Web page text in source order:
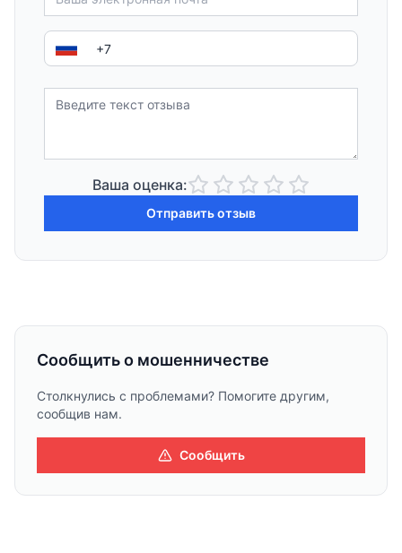
Ваша оценка:
Отправить отзыв
Сообщить о мошенничестве
Столкнулись с проблемами? Помогите другим,
сообщив нам.
Сообщить